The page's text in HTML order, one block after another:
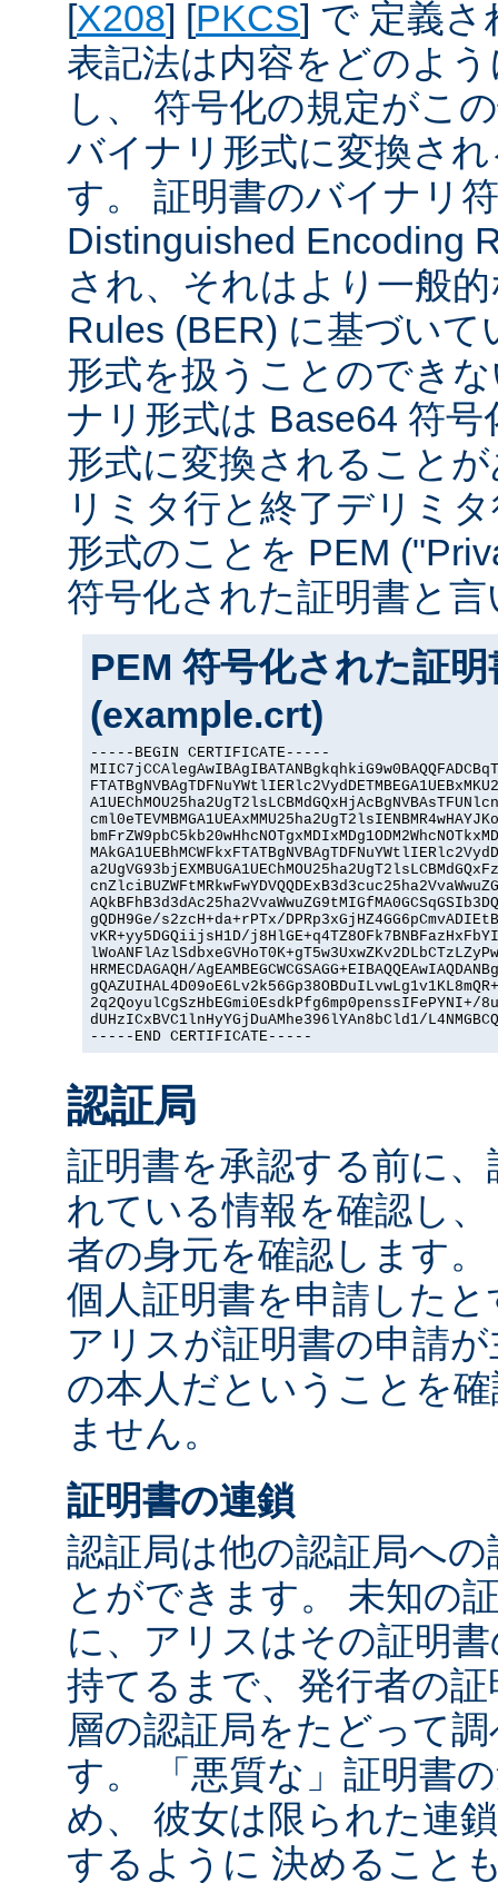
[X208] [PKCS] で 定義さ
表記法は内容をどのよ
し、 符号化の規定がこ
バイナリ形式に変換さ
す。 証明書のバイナリ
Distinguished Encoding
され、それはより一般
Rules (BER) に基づい
形式を扱うことのでき
ナリ形式は Base64 符号
形式に変換されること
リミタ行と終了デリミ
形式のことを PEM
符号化された証明書と
PEM 符号化された証
(example.crt)
-----BEGIN CERTIFICATE-----
gQDH9Ge/s2zcH+da+rPTx/
vKR+yy5DGQiijsH1D/
HRMECDAGAQH/
2q2QoyulCgSzHbEGmi0EsdkPfg6mp0penssIFePYNI+/
dUHzICxBVC1lnHyYGjDuAMhe396lYAn8bCld1/
-----END CERTIFICATE-----
認証局
証明書を承認する前に
れている情報を確認し
者の身元を確認します
個人証明書を申請した
アリスが証明書の申請
の本人だということを
ません。
証明書の連鎖
認証局は他の認証局へ
とができます。 未知の
に、アリスはその証明
持てるまで、発行者の
層の認証局をたどって
す。 「悪質な」証明書
め、 彼女は限られた連
するように 決めること